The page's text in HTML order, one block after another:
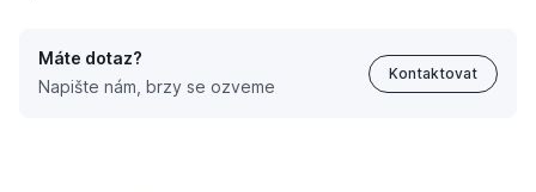
Máte dotaz?
Napište nám, brzy se ozveme
Kontaktovat